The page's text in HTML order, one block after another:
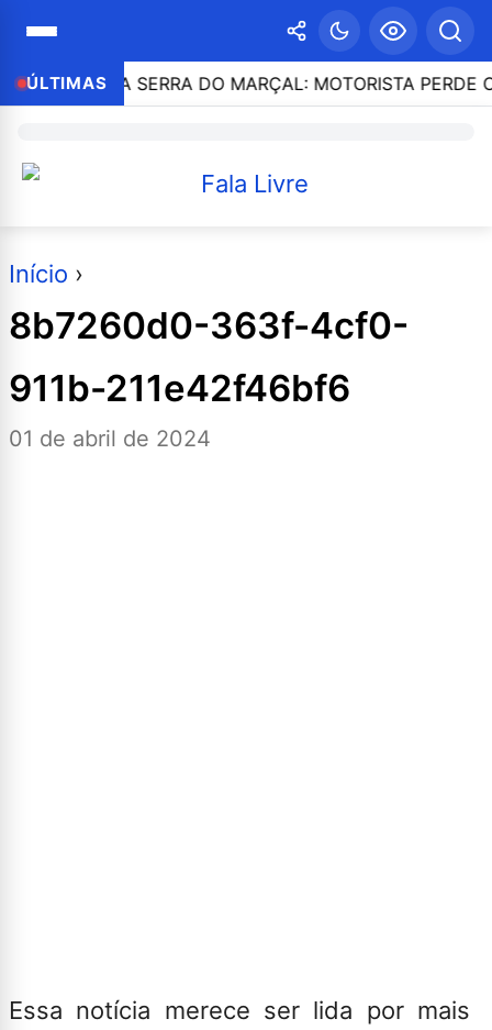
ÚLTIMASNA SERRA DO MARÇAL: MOTORISTA PERDE O
Início ›
8b7260d0-363f-4cf0-
911b-211e42f46bf6
01 de abril de 2024
Essa notícia merece ser lida por mais